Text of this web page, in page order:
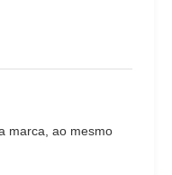
marca, ao mesmo